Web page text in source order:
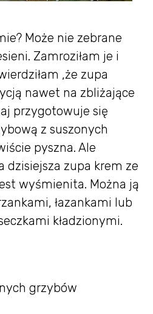
Może nie zebrane
Zamroziłam je i
,że zupa
nawet na zbliżające
przygotowuje się
z suszonych
pyszna. Ale
dzisiejsza zupa krem ze
wyśmienita. Można ją
łazankami lub
kładzionymi.
grzybów